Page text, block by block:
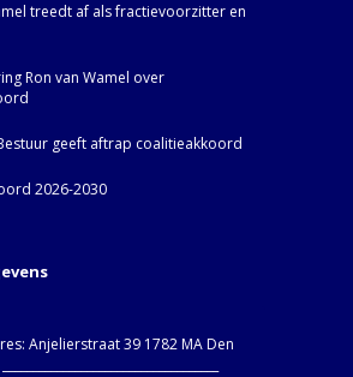
treedt af als fractievoorzitter en
Ron van Wamel over
geeft aftrap coalitieakkoord
2026-2030
Anjelierstraat 39 1782 MA Den